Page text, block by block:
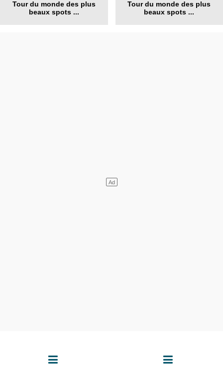
Tour du monde des plus
beaux spots ...
Tour du monde des plus
beaux spots ...